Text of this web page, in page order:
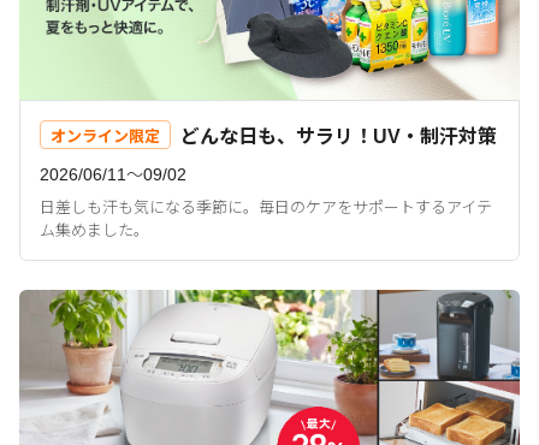
オンライン限定 どんな日も、サラリ！UV・制汗対策
2026/06/11〜09/02
日差しも汗も気になる季節に。毎日のケアをサポートするアイテ
ム集めました。